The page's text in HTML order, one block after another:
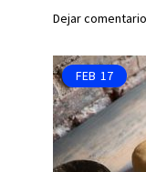
Dejar comentario
FEB 17